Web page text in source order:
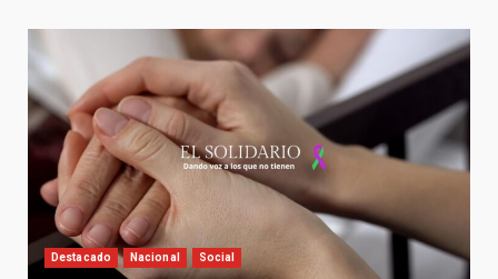
Destacado Nacional Social